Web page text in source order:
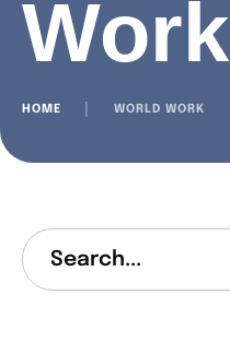
Work
HOME WORLD WORK